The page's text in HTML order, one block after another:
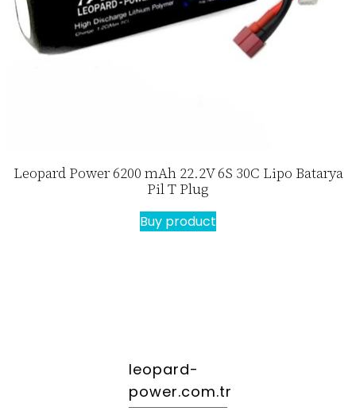
Leopard Power 6200 mAh 22.2V 6S 30C Lipo Batarya
Pil T Plug
Buy product
leopard-
power.com.tr